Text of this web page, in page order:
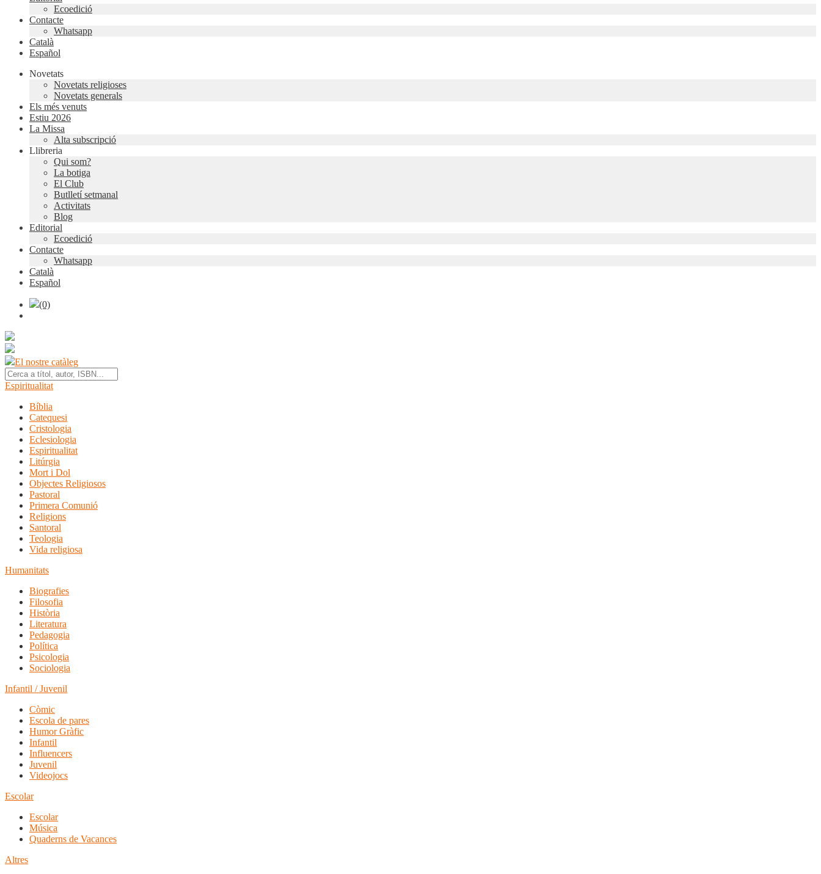
Ecoedició
Contacte
Whatsapp
Català
Español
Novetats
Novetats religioses
Novetats generals
Els més venuts
Estiu 2026
La Missa
Alta subscripció
Llibreria
Qui som?
La botiga
El Club
Butlletí setmanal
Activitats
Blog
Editorial
Ecoedició
Contacte
Whatsapp
Català
Español
(0)
El nostre catàleg
Espiritualitat
Bíblia
Catequesi
Cristologia
Eclesiologia
Espiritualitat
Litúrgia
Mort i Dol
Objectes Religiosos
Pastoral
Primera Comunió
Religions
Santoral
Teologia
Vida religiosa
Humanitats
Biografies
Filosofia
Història
Literatura
Pedagogia
Política
Psicologia
Sociologia
Infantil / Juvenil
Còmic
Escola de pares
Humor Gràfic
Infantil
Influencers
Juvenil
Videojocs
Escolar
Escolar
Música
Quaderns de Vacances
Altres